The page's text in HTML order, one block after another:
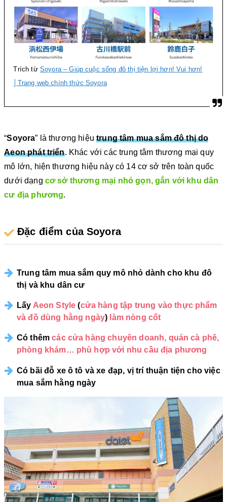
Trích từ Soyora – Giúp cuộc sống đô thị tiện lợi hơn! Vui hơn!
│Trang web chính thức Soyora
“Soyora” là thương hiệutrung tâm mua sắm đô thị do
Aeon phát triển. Khác với các trung tâm thương mại quy
mô lớn, hiện thương hiệu này có 14 cơ sở trên toàn quốc
dưới dạng cơ sở thương mại nhỏ gọn, gắn với khu dân
cư địa phương.
Đặc điểm của Soyora
Trung tâm mua sắm quy mô nhỏ dành cho khu đô
thị và khu dân cư
Lấy Aeon Style (cửa hàng tập trung vào thực phẩm
và đồ dùng hằng ngày) làm nòng cốt
Có thêmcác cửa hàng chuyên doanh, quán cà phê,
phòng khám… phù hợp với nhu cầu địa phương
Có bãi đỗ xe ô tô và xe đạp, vị trí thuận tiện cho việc
mua sắm hằng ngày